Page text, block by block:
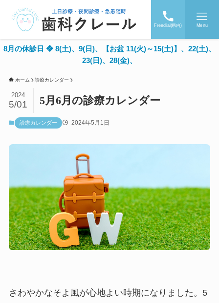
Freedial(県内) Menu
8月の休診日 ❖ 8(土)、9(日)、【お盆 11(火)～15(土)】、22(土)、
23(日)、28(金)、
ホーム 診療カレンダー
5月6月の診療カレンダー
2024
5/01
診療カレンダー 2024年5月1日
さわやかなそよ風が心地よい時期になりました。5